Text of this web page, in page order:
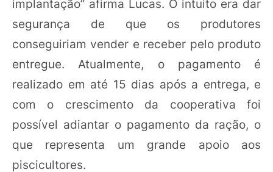
implantação” afirma Lucas. O intuito era dar
segurança de que os produtores
conseguiriam vender e receber pelo produto
entregue. Atualmente, o pagamento é
realizado em até 15 dias após a entrega, e
com o crescimento da cooperativa foi
possível adiantar o pagamento da ração, o
que representa um grande apoio aos
piscicultores.